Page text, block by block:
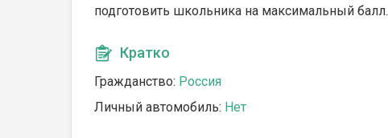
подготовить школьника на максимальный балл.
Кратко
Гражданство: Россия
Личный автомобиль: Нет